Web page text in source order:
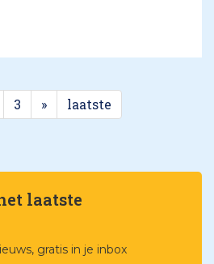
3 » laatste
laatste
gratis in je inbox